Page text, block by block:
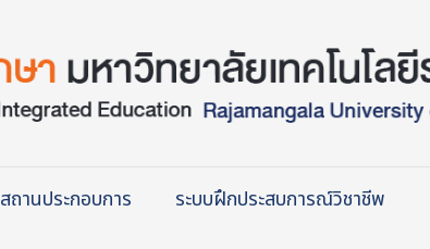
สถานประกอบการ ระบบฝึกประสบการณ์วิชาชีพ